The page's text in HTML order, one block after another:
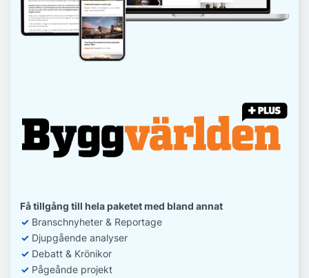
Få tillgång till hela paketet med bland annat
✓ Branschnyheter & Reportage
✓ Djupgående analyser
✓ Debatt & Krönikor
✓ Pågeånde projekt